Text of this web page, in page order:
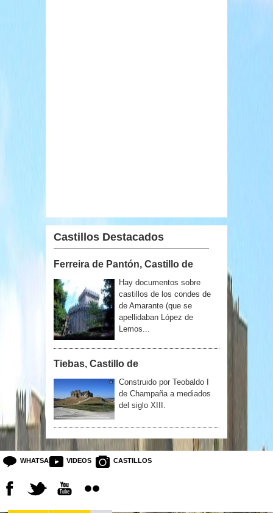
Castillos Destacados
Ferreira de Pantón, Castillo de
Hay documentos sobre
castillos de los condes de
de Amarante (que se
apellidaban López de
Lemos...
Tiebas, Castillo de
Construido por Teobaldo I
de Champaña a mediados
del siglo XIII.
WHATSAPP VIDEOS CASTILLOS